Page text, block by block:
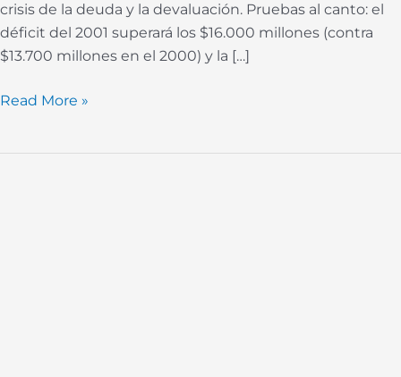
crisis de la deuda y la devaluación. Pruebas al canto: el
déficit del 2001 superará los $16.000 millones (contra
$13.700 millones en el 2000) y la […]
Read More »